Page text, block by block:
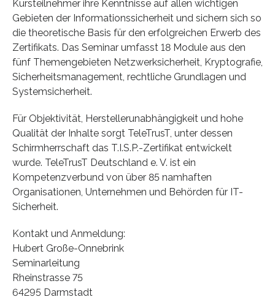
Kursteilnehmer ihre Kenntnisse auf allen wichtigen
Gebieten der Informationssicherheit und sichern sich so
die theoretische Basis für den erfolgreichen Erwerb des
Zertifikats. Das Seminar umfasst 18 Module aus den
fünf Themengebieten Netzwerksicherheit, Kryptografie,
Sicherheitsmanagement, rechtliche Grundlagen und
Systemsicherheit.
Für Objektivität, Herstellerunabhängigkeit und hohe
Qualität der Inhalte sorgt TeleTrusT, unter dessen
Schirmherrschaft das T.I.S.P.-Zertifikat entwickelt
wurde. TeleTrusT Deutschland e. V. ist ein
Kompetenzverbund von über 85 namhaften
Organisationen, Unternehmen und Behörden für IT-
Sicherheit.
Kontakt und Anmeldung:
Hubert Große-Onnebrink
Seminarleitung
Rheinstrasse 75
64295 Darmstadt